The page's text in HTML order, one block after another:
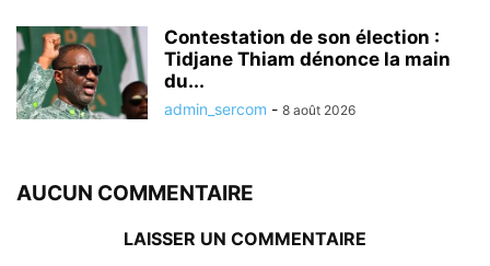
Contestation de son élection :
Tidjane Thiam dénonce la main
du...
admin_sercom - 8 août 2026
AUCUN COMMENTAIRE
LAISSER UN COMMENTAIRE